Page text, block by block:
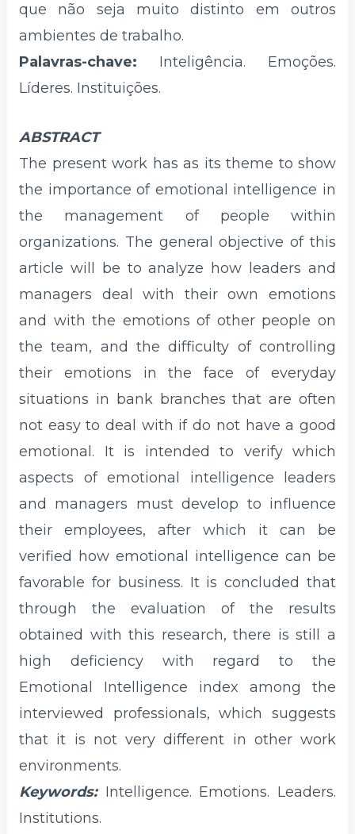
que não seja muito distinto em outros
ambientes de trabalho.
Palavras-chave: Inteligência. Emoções.
Líderes. Instituições.
ABSTRACT
The present work has as its theme to show
the importance of emotional intelligence in
the management of people within
organizations. The general objective of this
article will be to analyze how leaders and
managers deal with their own emotions
and with the emotions of other people on
the team, and the difficulty of controlling
their emotions in the face of everyday
situations in bank branches that are often
not easy to deal with if do not have a good
emotional. It is intended to verify which
aspects of emotional intelligence leaders
and managers must develop to influence
their employees, after which it can be
verified how emotional intelligence can be
favorable for business. It is concluded that
through the evaluation of the results
obtained with this research, there is still a
high deficiency with regard to the
Emotional Intelligence index among the
interviewed professionals, which suggests
that it is not very different in other work
environments.
Keywords: Intelligence. Emotions. Leaders.
Institutions.